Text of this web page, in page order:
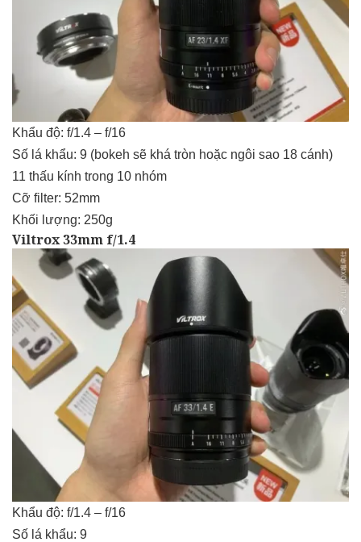
Khẩu độ: f/1.4 – f/16
Số lá khẩu: 9 (bokeh sẽ khá tròn hoặc ngôi sao 18 cánh)
11 thấu kính trong 10 nhóm
Cỡ filter: 52mm
Khối lượng: 250g
Viltrox 33mm f/1.4
Khẩu độ: f/1.4 – f/16
Số lá khẩu: 9